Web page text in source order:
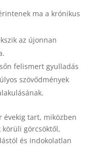
ma a krónikus
az újonnan
felismert gyulladás
szövődmények
évekig tart, miközben
körüli görcsöktől,
és indokolatlan